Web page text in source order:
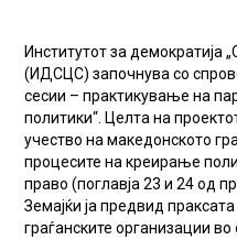
Институтот за демократија
(ИДСЦС) започнува со
сесии – практикување на
политики“. Целта на
учество на македонското
процесите на креирање
право (поглавја 23 и 24 од
Земајќи ја предвид
граѓанските организации